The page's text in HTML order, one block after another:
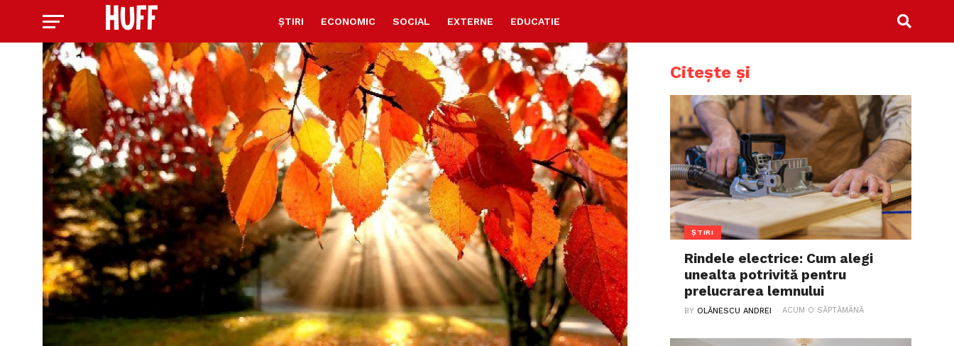
ȘTIRI ECONOMIC SOCIAL EXTERNE EDUCATIE
Citește și
ȘTIRI
Rindele electrice: Cum alegi
unealta potrivită pentru
prelucrarea lemnului
BYOLĂNESCU ANDREI ACUM O SĂPTĂMÂNĂ